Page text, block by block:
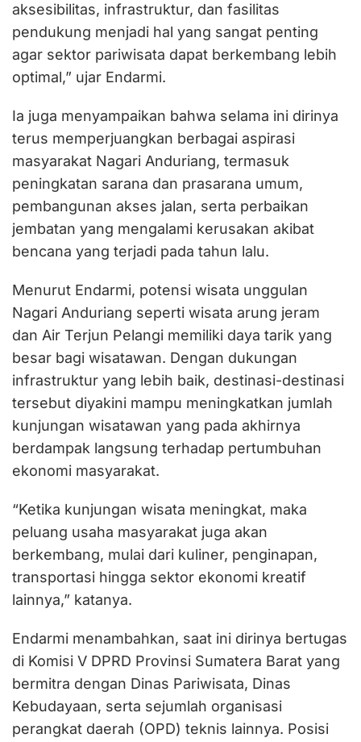
aksesibilitas, infrastruktur, dan fasilitas
pendukung menjadi hal yang sangat penting
agar sektor pariwisata dapat berkembang lebih
optimal,” ujar Endarmi.
Ia juga menyampaikan bahwa selama ini dirinya
terus memperjuangkan berbagai aspirasi
masyarakat Nagari Anduriang, termasuk
peningkatan sarana dan prasarana umum,
pembangunan akses jalan, serta perbaikan
jembatan yang mengalami kerusakan akibat
bencana yang terjadi pada tahun lalu.
Menurut Endarmi, potensi wisata unggulan
Nagari Anduriang seperti wisata arung jeram
dan Air Terjun Pelangi memiliki daya tarik yang
besar bagi wisatawan. Dengan dukungan
infrastruktur yang lebih baik, destinasi-destinasi
tersebut diyakini mampu meningkatkan jumlah
kunjungan wisatawan yang pada akhirnya
berdampak langsung terhadap pertumbuhan
ekonomi masyarakat.
“Ketika kunjungan wisata meningkat, maka
peluang usaha masyarakat juga akan
berkembang, mulai dari kuliner, penginapan,
transportasi hingga sektor ekonomi kreatif
lainnya,” katanya.
Endarmi menambahkan, saat ini dirinya bertugas
di Komisi V DPRD Provinsi Sumatera Barat yang
bermitra dengan Dinas Pariwisata, Dinas
Kebudayaan, serta sejumlah organisasi
perangkat daerah (OPD) teknis lainnya. Posisi